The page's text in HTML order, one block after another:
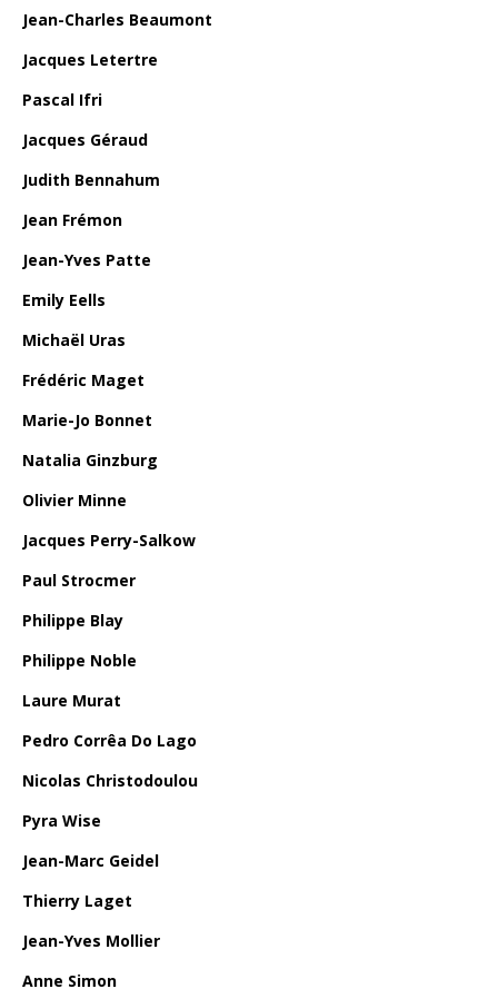
Jean-Charles Beaumont
Jacques Letertre
Pascal Ifri
Jacques Géraud
Judith Bennahum
Jean Frémon
Jean-Yves Patte
Emily Eells
Michaël Uras
Frédéric Maget
Marie-Jo Bonnet
Natalia Ginzburg
Olivier Minne
Jacques Perry-Salkow
Paul Strocmer
Philippe Blay
Philippe Noble
Laure Murat
Pedro Corrêa Do Lago
Nicolas Christodoulou
Pyra Wise
Jean-Marc Geidel
Thierry Laget
Jean-Yves Mollier
Anne Simon